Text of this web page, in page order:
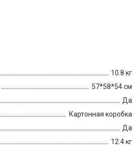
10.8 кг
57*58*54 см
Да
Картонная коробка
Да
12.4 кг